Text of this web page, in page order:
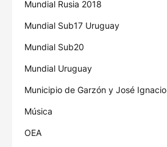
Mundial Rusia 2018
Mundial Sub17 Uruguay
Mundial Sub20
Mundial Uruguay
Municipio de Garzón y José Ignacio
Música
OEA